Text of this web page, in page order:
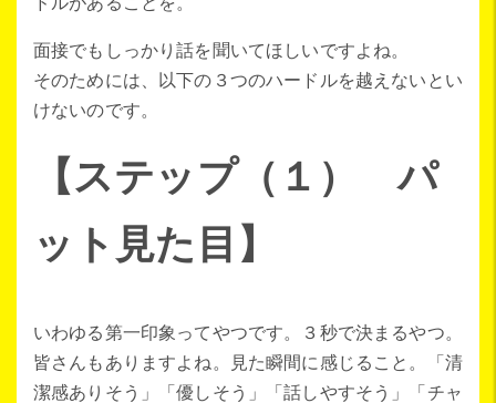
面接でもしっかり話を聞いてほしいですよね。
そのためには、以下の３つのハードルを越えないとい
けないのです。
【ステップ（１） パ
ット見た目】
いわゆる第一印象ってやつです。３秒で決まるやつ。
皆さんもありますよね。見た瞬間に感じること。「清
潔感ありそう」「優しそう」「話しやすそう」「チャ